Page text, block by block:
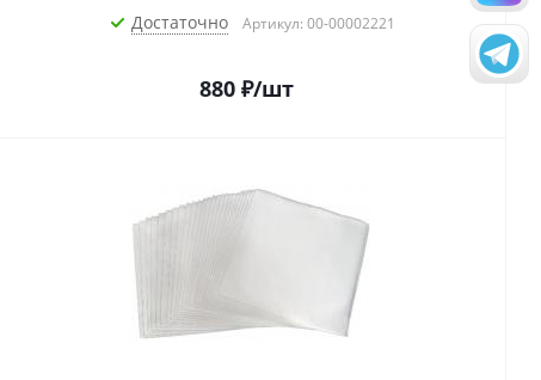
Достаточно Артикул: 00-00002221
880 ₽/шт